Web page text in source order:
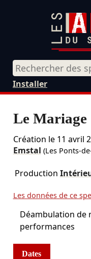
Installer
Le Mariage
Création le 11 avril
Emstal (Les Ponts-
Production
Les données de ce
Déambulation de
performances
Dates